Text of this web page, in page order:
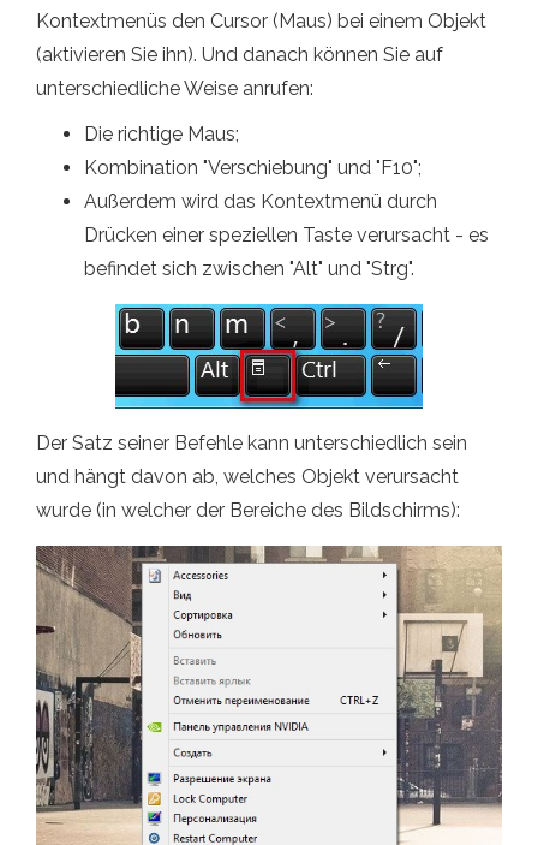
Kontextmenüs den Cursor (Maus) bei einem Objekt
(aktivieren Sie ihn). Und danach können Sie auf
unterschiedliche Weise anrufen:
Die richtige Maus;
Kombination "Verschiebung" und "F10";
Außerdem wird das Kontextmenü durch
Drücken einer speziellen Taste verursacht - es
befindet sich zwischen "Alt" und "Strg".
Der Satz seiner Befehle kann unterschiedlich sein
und hängt davon ab, welches Objekt verursacht
wurde (in welcher der Bereiche des Bildschirms):